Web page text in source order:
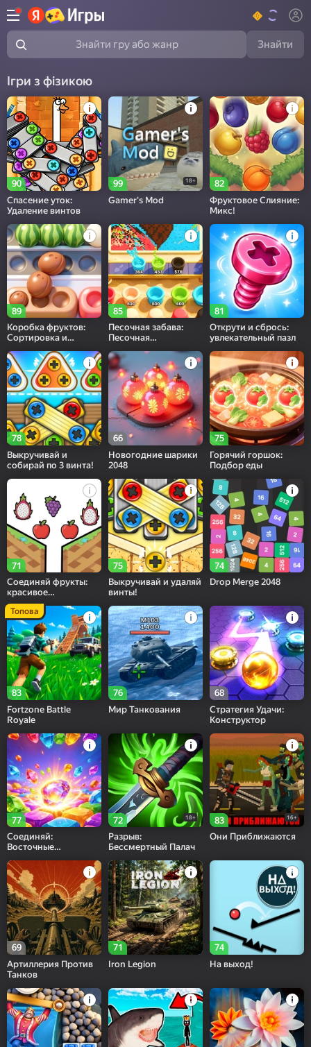
Знайти гру або жанр Знайти
Ігри з фізикою
90
Спасение уток:
Удаление винтов
99 18+
Gamer's Mod
82
Фруктовое Слияние:
Микс!
89
Коробка фруктов:
Сортировка и
85
Песочная забава:
Песочная
81
Открути и сбрось:
увлекательный пазл
78
Выкручивай и
собирай по 3 винта!
66
Новогодние шарики
2048
75
Горячий горшок:
Подбор еды
71
Соединяй фрукты:
красивое
соединение!
75
Выкручивай и удаляй
винты!
74
Drop Merge 2048
83
Топова
Fortzone Battle
Royale
76
Мир Танкования
68
Стратегия Удачи:
Конструктор
77
Соединяй:
Восточные
72 18+
Разрыв:
Бессмертный Палач
83 16+
Они Приближаются
69
Артиллерия Против
Танков
71
Iron Legion
74
На выход!